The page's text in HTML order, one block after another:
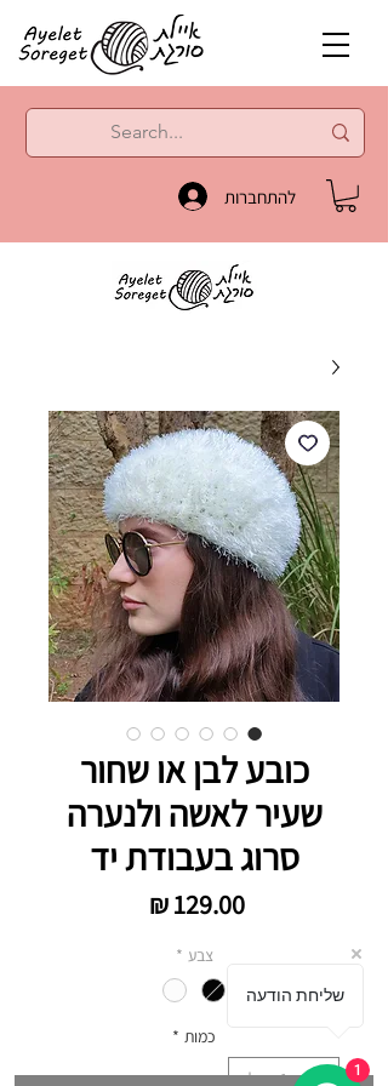
להתחברות
כובע לבן או שחור
שעיר לאשה ולנערה
סרוג בעבודת יד
צבע *
כמות *
שליחת הודעה
1